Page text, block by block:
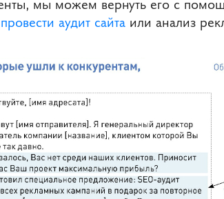
аудит сайта или анализ